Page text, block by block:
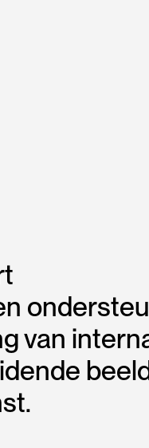
van